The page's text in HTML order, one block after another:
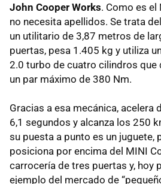
John Cooper Works. Como es el
no necesita apellidos. Se trata
un utilitario de 3,87 metros de
puertas, pesa 1.405 kg y utiliza
2.0 turbo de cuatro cilindros que
un par máximo de 380 Nm.
Gracias a esa mecánica, acelera
6,1 segundos y alcanza los 250
su puesta a punto es un juguete,
posiciona por encima del MINI
carrocería de tres puertas y, hoy
ejemplo del mercado de